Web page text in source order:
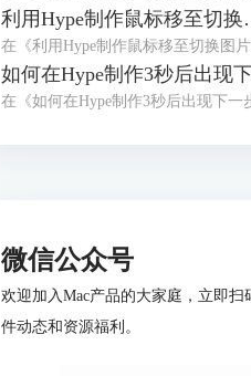
利用Hype制
微信公众号
欢迎加入Mac产品的大家庭，立即
件动态和资源福利。